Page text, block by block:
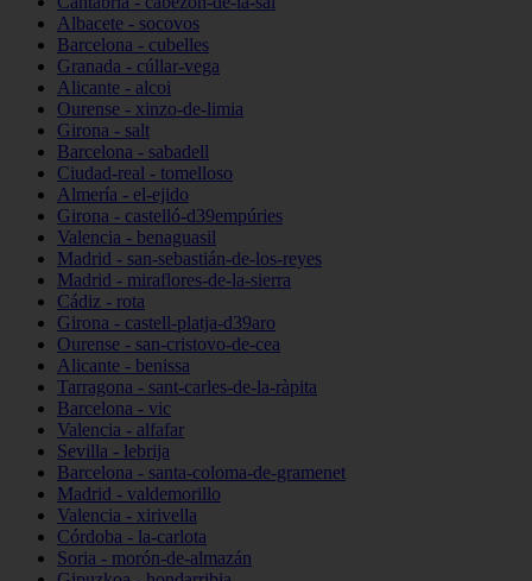
Albacete - socovos
Barcelona - cubelles
Granada - cúllar-vega
Alicante - alcoi
Ourense - xinzo-de-limia
Girona - salt
Barcelona - sabadell
Ciudad-real - tomelloso
Almería - el-ejido
Girona - castelló-d39empúries
Valencia - benaguasil
Madrid - san-sebastián-de-los-reyes
Madrid - miraflores-de-la-sierra
Cádiz - rota
Girona - castell-platja-d39aro
Ourense - san-cristovo-de-cea
Alicante - benissa
Tarragona - sant-carles-de-la-ràpita
Barcelona - vic
Valencia - alfafar
Sevilla - lebrija
Barcelona - santa-coloma-de-gramenet
Madrid - valdemorillo
Valencia - xirivella
Córdoba - la-carlota
Soria - morón-de-almazán